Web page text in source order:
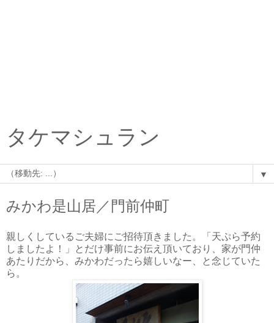
タケマシュラン
▼
みかわ是山居／門前仲町
親しくしているご夫婦にご招待頂きました。「天ぷら予約
しましたよ！」とだけ事前にお伝え頂いており、家が門仲
あたりだから、みかわだったら嬉しいなー、と念じていた
ら。